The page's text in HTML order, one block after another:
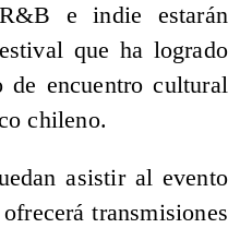
e indie estarán
que ha logrado
encuentro cultural
chileno.
asistir al evento
transmisiones